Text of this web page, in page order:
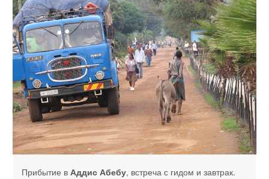
Прибытие в Аддис Абебу, встреча с гидом и завтрак.